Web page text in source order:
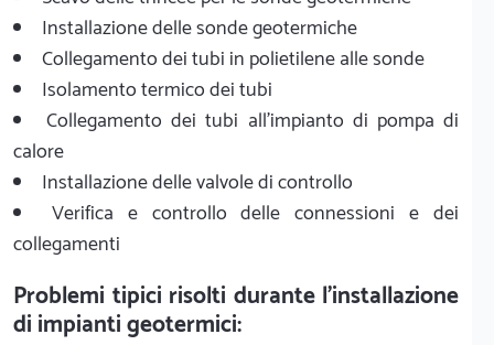
Installazione delle sonde geotermiche
Collegamento dei tubi in polietilene alle sonde
Isolamento termico dei tubi
Collegamento dei tubi all'impianto di pompa di
calore
Installazione delle valvole di controllo
Verifica e controllo delle connessioni e dei
collegamenti
Problemi tipici risolti durante l'installazione
di impianti geotermici: